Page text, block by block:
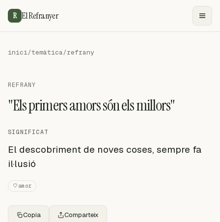
R El Refranyer
inici/temàtica/refrany
REFRANY
"Els primers amors són els millors"
SIGNIFICAT
El descobriment de noves coses, sempre fa
il·lusió
amor
Copia Comparteix